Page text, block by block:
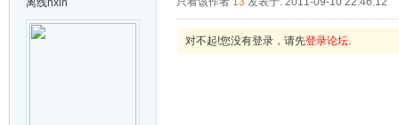
离线hxin
对不起!您没有登录，请先登录论坛.